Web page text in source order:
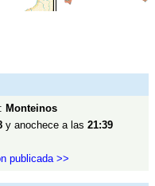
Monteinos
y anochece a las 21:39
publicada >>